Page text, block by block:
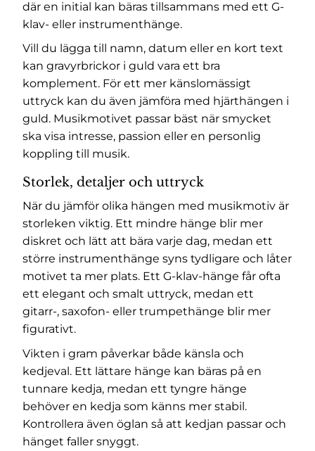
där en initial kan bäras tillsammans med ett G-
klav- eller instrumenthänge.
Vill du lägga till namn, datum eller en kort text
kan gravyrbrickor i guld vara ett bra
komplement. För ett mer känslomässigt
uttryck kan du även jämföra med hjärthängen i
guld. Musikmotivet passar bäst när smycket
ska visa intresse, passion eller en personlig
koppling till musik.
Storlek, detaljer och uttryck
När du jämför olika hängen med musikmotiv är
storleken viktig. Ett mindre hänge blir mer
diskret och lätt att bära varje dag, medan ett
större instrumenthänge syns tydligare och låter
motivet ta mer plats. Ett G-klav-hänge får ofta
ett elegant och smalt uttryck, medan ett
gitarr-, saxofon- eller trumpethänge blir mer
figurativt.
Vikten i gram påverkar både känsla och
kedjeval. Ett lättare hänge kan bäras på en
tunnare kedja, medan ett tyngre hänge
behöver en kedja som känns mer stabil.
Kontrollera även öglan så att kedjan passar och
hänget faller snyggt.